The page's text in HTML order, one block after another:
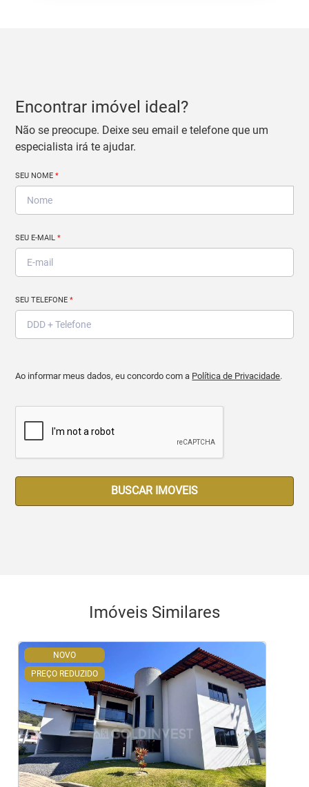
Encontrar imóvel ideal?
Não se preocupe. Deixe seu email e telefone que um
especialista irá te ajudar.
SEU NOME*
SEU E-MAIL*
SEU TELEFONE*
Ao informar meus dados, eu concordo com a Política de Privacidade.
BUSCAR IMOVEIS
Imóveis Similares
NOVO
PREÇO REDUZIDO
‹
Previous
›